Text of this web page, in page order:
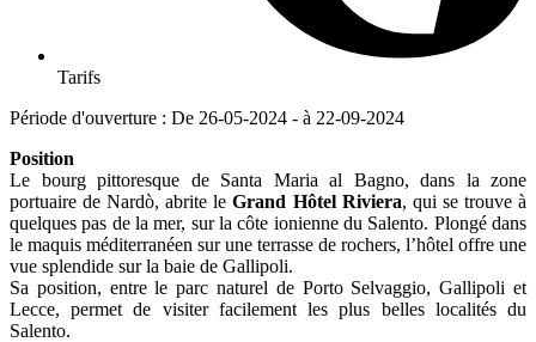
Tarifs
Période d'ouverture : De 26-05-2024 - à 22-09-2024
Position
Le bourg pittoresque de Santa Maria al Bagno, dans la zone
portuaire de Nardò, abrite leGrand Hôtel Riviera, qui se trouve à
quelques pas de la mer, sur la côte ionienne du Salento. Plongé dans
le maquis méditerranéen sur une terrasse de rochers, l’hôtel offre une
vue splendide sur la baie de Gallipoli.
Sa position, entre le parc naturel de Porto Selvaggio, Gallipoli et
Lecce, permet de visiter facilement les plus belles localités du
Salento.